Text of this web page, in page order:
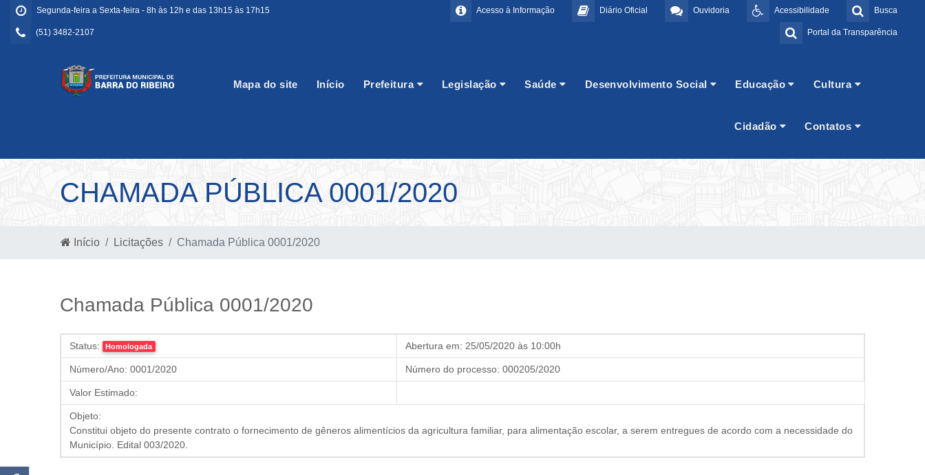
Segunda-feira a Sexta-feira - 8h às 12h e das 13h15 às 17h15
(51) 3482-2107
Busca
Acessibilidade
Ouvidoria
Diário Oficial
Acesso à Informação
Portal da Transparência
Mapa do site Início Prefeitura Legislação Saúde Desenvolvimento Social Educação Cultura
Cidadão Contatos
CHAMADA PÚBLICA 0001/2020
Início Licitações Chamada Pública 0001/2020
Chamada Pública 0001/2020
Status: Homologada Abertura em: 25/05/2020 às 10:00h
Número/Ano: 0001/2020 Número do processo: 000205/2020
Valor Estimado:
Objeto:
Constitui objeto do presente contrato o fornecimento de gêneros alimentícios da agricultura familiar, para alimentação escolar, a serem entregues de acordo com a necessidade do
Município. Edital 003/2020.